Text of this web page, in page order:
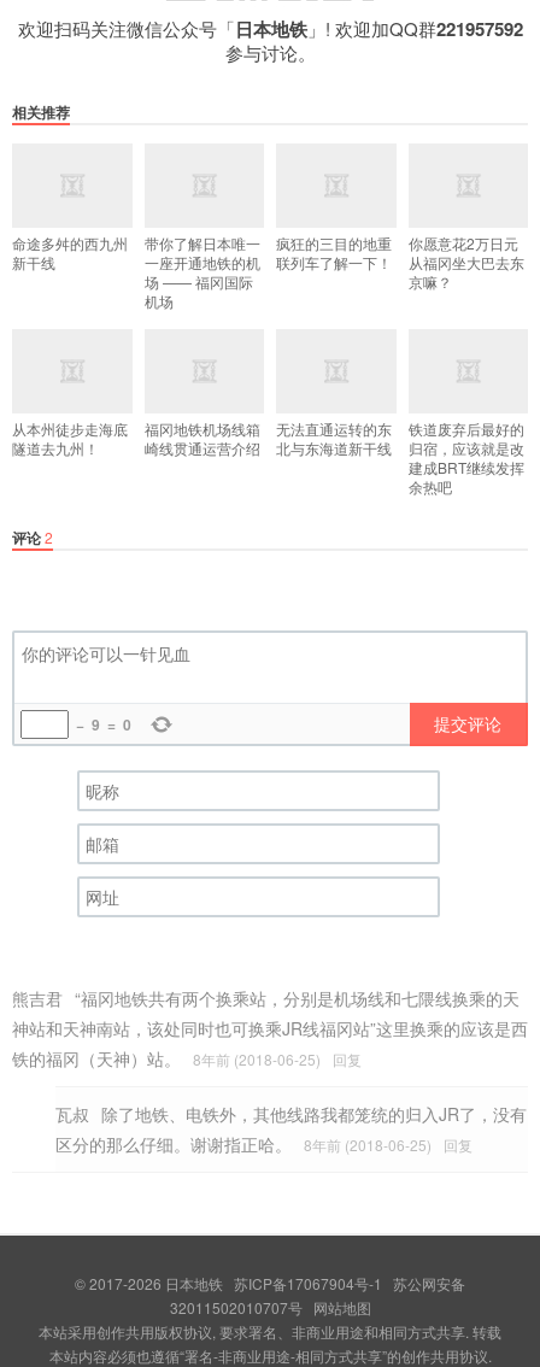
欢迎扫码关注微信公众号「日本地铁」! 欢迎加QQ群221957592
参与讨论。
相关推荐
命途多舛的西九州
新干线
带你了解日本唯一
一座开通地铁的机
场 —— 福冈国际
机场
疯狂的三目的地重
联列车了解一下！
你愿意花2万日元
从福冈坐大巴去东
京嘛？
从本州徒步走海底
隧道去九州！
福冈地铁机场线箱
崎线贯通运营介绍
无法直通运转的东
北与东海道新干线
铁道废弃后最好的
归宿，应该就是改
建成BRT继续发挥
余热吧
评论2
− 9 = 0 提交评论
熊吉君 “福冈地铁共有两个换乘站，分别是机场线和七隈线换乘的天
神站和天神南站，该处同时也可换乘JR线福冈站”这里换乘的应该是西
铁的福冈（天神）站。
8年前 (2018-06-25) 回复
瓦叔 除了地铁、电铁外，其他线路我都笼统的归入JR了，没有
区分的那么仔细。谢谢指正哈。
8年前 (2018-06-25) 回复
© 2017-2026 日本地铁 苏ICP备17067904号-1
苏公网安备
32011502010707号
网站地图
本站采用创作共用版权协议, 要求署名、非商业用途和相同方式共享. 转载
本站内容必须也遵循“署名-非商业用途-相同方式共享”的创作共用协议.